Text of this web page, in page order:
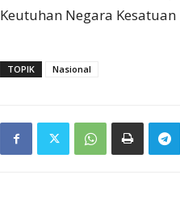
Keutuhan Negara
TOPIK Nasional